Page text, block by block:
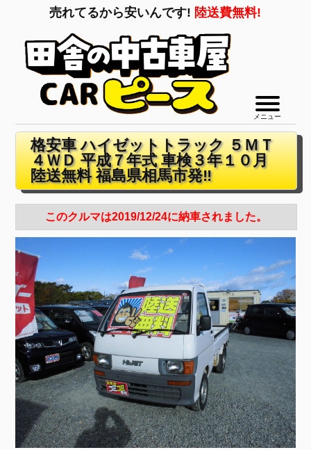
売れてるから安いんです! 陸送費無料!
メニュー
格安車 ハイゼットトラック ５ＭＴ
４ＷＤ 平成７年式 車検３年１０月
陸送無料 福島県相馬市発‼
このクルマは2019/12/24に納車されました。